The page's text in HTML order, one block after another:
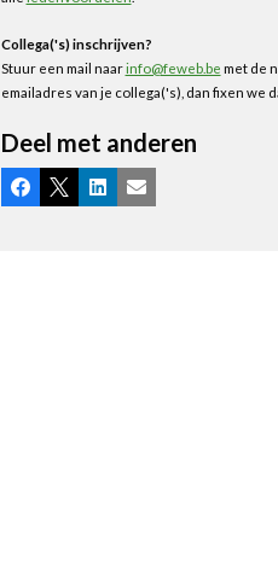
Collega('s) inschrijven?
Stuur een mail naarinfo@feweb.be met de
emailadres van je collega('s), dan fixen we
Deel met anderen
Facebook
X LinkedInE-mail